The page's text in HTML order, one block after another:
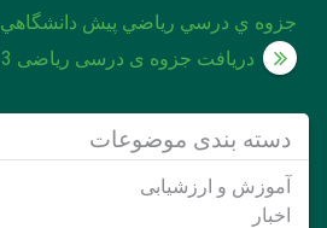
راهبری
نوشته
جزوه ي درسي رياضي پيش دانشگاهي
دریافت جزوه ی درسی ریاضی 3 تجربی
دسته بندی موضوعات
آموزش و ارزشیابی
اخبار